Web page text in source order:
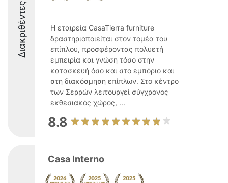
Διακριθέντες
Η εταιρεία CasaTierra furniture
δραστηριοποιείται στον τομέα του
επίπλου, προσφέροντας πολυετή
εμπειρία και γνώση τόσο στην
κατασκευή όσο και στο εμπόριο και
στη διακόσμηση επίπλων. Στο κέντρο
των Σερρών λειτουργεί σύγχρονος
εκθεσιακός χώρος, ...
8.8
Casa Interno